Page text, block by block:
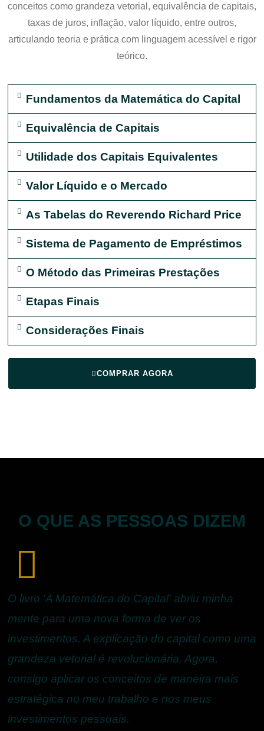
conceitos como grandeza vetorial, equivalência de capitais,
taxas de juros, inflação, valor líquido, entre outros,
articulando teoria e prática com linguagem acessível e rigor
teórico.
Fundamentos da Matemática do Capital
Equivalência de Capitais
Utilidade dos Capitais Equivalentes
Valor Líquido e o Mercado
As Tabelas do Reverendo Richard Price
Sistema de Pagamento de Empréstimos
O Método das Primeiras Prestações
Etapas Finais
Considerações Finais
COMPRAR AGORA
O QUE AS PESSOAS DIZEM
O livro 'A Matemática do Capital' abriu minha
mente para uma nova forma de ver os
investimentos. A explicação do capital como uma
grandeza vetorial é revolucionária. Agora,
consigo aplicar os conceitos de maneira mais
estratégica no meu trabalho e nos meus
investimentos pessoais.